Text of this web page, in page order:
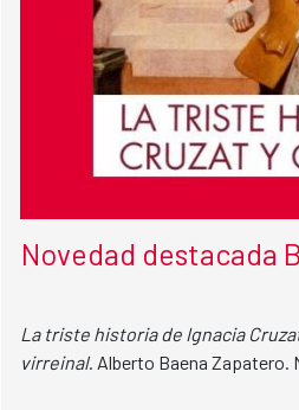
Novedad destacada
La triste historia de Ignacia
virreinal. Alberto Baena Zapatero.